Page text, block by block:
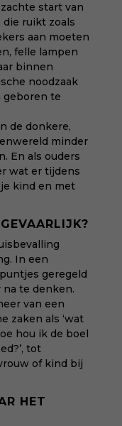
zachte startvan
die ruikt zoals
aan moeten
felle lampen
binnen
noodzaak
te
de donkere,
minder
En als ouders
wat er tijdens
kind en met
In een
geregeld
te denken.
van een
zaken als ‘wat
hou ik de boel
tot
of kind bij
HET